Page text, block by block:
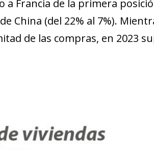
a Francia de la primera
China (del 22% al 7%).
de las compras, en 2023